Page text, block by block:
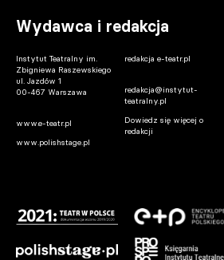
Wydawca i redakcja
Instytut Teatralny im.
Zbigniewa Raszewskiego
ul. Jazdów 1
00-467 Warszawa
www.e-teatr.pl
www.polishstage.pl
redakcja e-teatr.pl
redakcja@instytut-
teatralny.pl
Dowiedz się więcej o
redakcji